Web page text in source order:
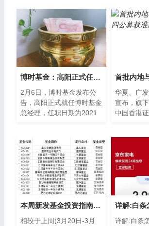
司的资管实力...
3500点。
博时基金：高阳正式任职博时基金总经理
2月6日，博时基金发布公
告，高阳正式就任博时基金
总经理，任职日期为2021
2000年2月在中
华夏、广
宣布，旗
中国香港
本周新发基金投资指南(3月27日)
相较于上周(3月20日-3月
详解:白条